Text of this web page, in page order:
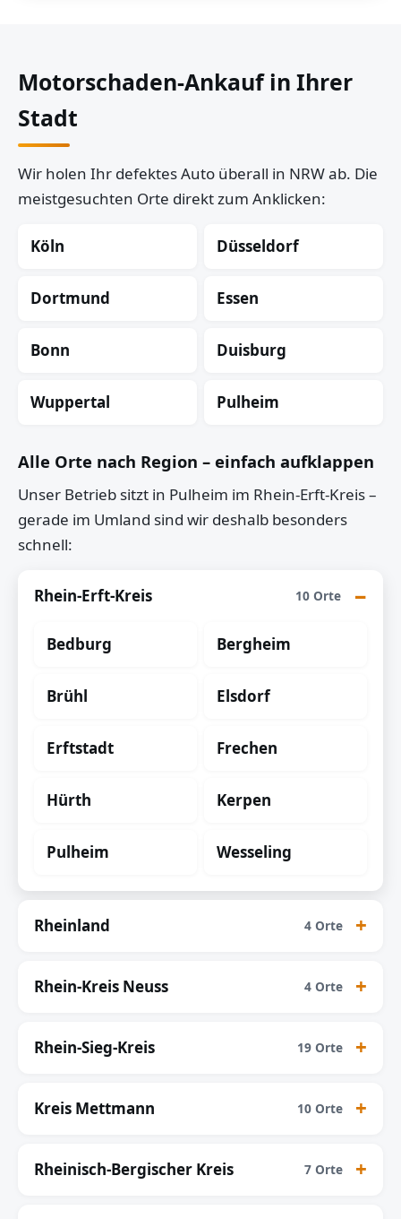
Motorschaden-Ankauf in Ihrer
Stadt
Wir holen Ihr defektes Auto überall in NRW ab. Die
meistgesuchten Orte direkt zum Anklicken:
Köln Düsseldorf
Dortmund Essen
Bonn Duisburg
Wuppertal Pulheim
Alle Orte nach Region – einfach aufklappen
Unser Betrieb sitzt in Pulheim im Rhein-Erft-Kreis –
gerade im Umland sind wir deshalb besonders
schnell:
Rhein-Erft-Kreis 10 Orte
Bedburg Bergheim
Brühl Elsdorf
Erftstadt Frechen
Hürth Kerpen
Pulheim Wesseling
Rheinland 4 Orte
Rhein-Kreis Neuss 4 Orte
Rhein-Sieg-Kreis 19 Orte
Kreis Mettmann 10 Orte
Rheinisch-Bergischer Kreis 7 Orte